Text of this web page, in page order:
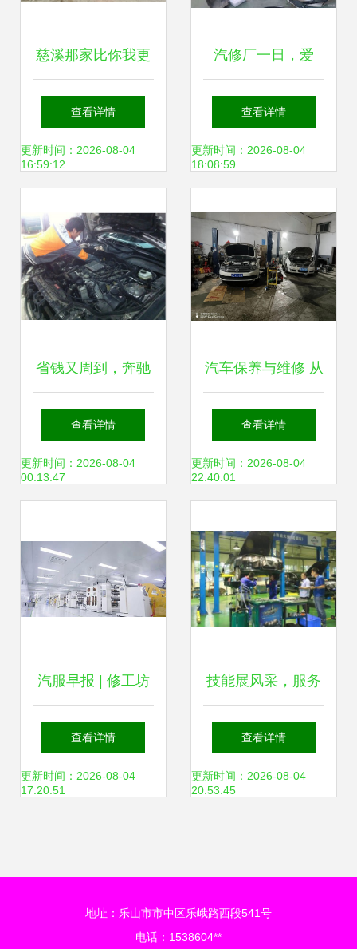
慈溪那家比你我更
年长的老牌汽修厂
查看详情
更新时间：2026-08-04
16:59:12
汽修厂一日，爱
车“伤上加伤”的惊
心遭遇
查看详情
更新时间：2026-08-04
18:08:59
省钱又周到，奔驰
E280体验非4S店
君浩汽车维修保养
查看详情
更新时间：2026-08-04
00:13:47
汽车保养与维修 从
日常维护到现场实
战
查看详情
更新时间：2026-08-04
22:40:01
汽服早报 | 修工坊
南京“十店同庆”，
点点达洗车完成
查看详情
更新时间：2026-08-04
17:20:51
技能展风采，服务
赢未来——第一届
福斯“飞翔油您”汽
查看详情
更新时间：2026-08-04
20:53:45
地址：乐山市市中区乐峨路西段541号
电话：1538604**